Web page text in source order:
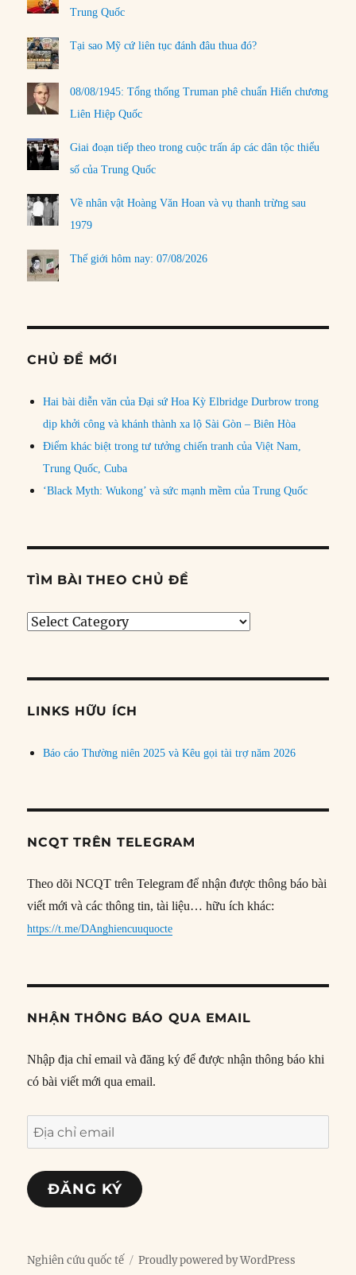
Trung Quốc
Tại sao Mỹ cứ liên tục đánh đâu thua đó?
08/08/1945: Tổng thống Truman phê chuẩn Hiến chương
Liên Hiệp Quốc
Giai đoạn tiếp theo trong cuộc trấn áp các dân tộc thiểu
số của Trung Quốc
Về nhân vật Hoàng Văn Hoan và vụ thanh trừng sau
1979
Thế giới hôm nay: 07/08/2026
CHỦ ĐỀ MỚI
Hai bài diễn văn của Đại sứ Hoa Kỳ Elbridge Durbrow trong
dịp khởi công và khánh thành xa lộ Sài Gòn – Biên Hòa
Điểm khác biệt trong tư tưởng chiến tranh của Việt Nam,
Trung Quốc, Cuba
‘Black Myth: Wukong’ và sức mạnh mềm của Trung Quốc
TÌM BÀI THEO CHỦ ĐỀ
Tìm
đề
LINKS HỮU ÍCH
Báo cáo Thường niên 2025 và Kêu gọi tài trợ năm 2026
NCQT TRÊN TELEGRAM
Theo dõi NCQT trên Telegram để nhận được thông báo bài
viết mới và các thông tin, tài liệu… hữu ích khác:
https://t.me/DAnghiencuuquocte
NHẬN THÔNG BÁO QUA EMAIL
Nhập địa chỉ email và đăng ký để được nhận thông báo khi
có bài viết mới qua email.
Địa
chỉ
email
ĐĂNG KÝ
Nghiên cứu quốc tế Proudly powered by WordPress